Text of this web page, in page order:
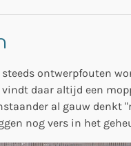
ontwerpfouten
daar altijd een
al gauw denkt
nog vers in het